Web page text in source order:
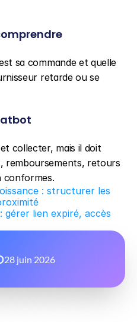
sa commande et quelle
retarde ou se
collecter, mais il doit
remboursements, retours
conformes.
: structurer les
gérer lien expiré, accès
28 juin 2026